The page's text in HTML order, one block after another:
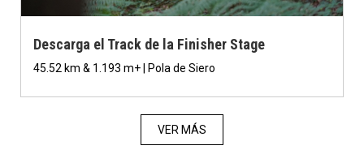
Descarga el Track de la Finisher Stage
45.52 km & 1.193 m+ | Pola de Siero
VER MÁS